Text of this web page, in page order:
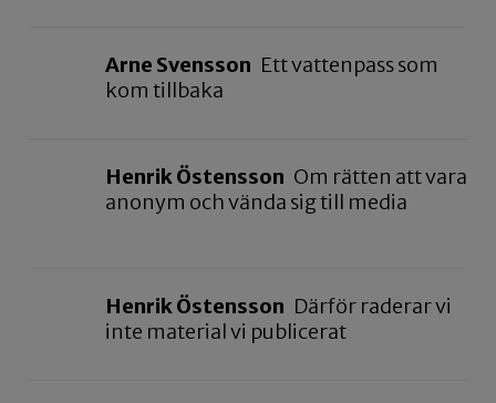
Arne Svensson Ett vattenpass som
kom tillbaka
Henrik Östensson Om rätten att vara
anonym och vända sig till media
Henrik Östensson Därför raderar vi
inte material vi publicerat